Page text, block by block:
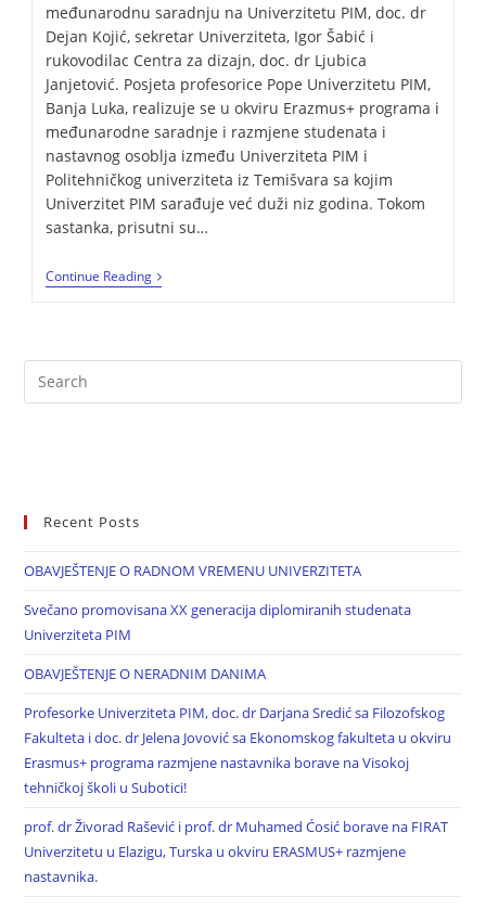
međunarodnu saradnju na Univerzitetu PIM, doc. dr
Dejan Kojić, sekretar Univerziteta, Igor Šabić i
rukovodilac Centra za dizajn, doc. dr Ljubica
Janjetović. Posjeta profesorice Pope Univerzitetu PIM,
Banja Luka, realizuje se u okviru Erazmus+ programa i
međunarodne saradnje i razmjene studenata i
nastavnog osoblja između Univerziteta PIM i
Politehničkog univerziteta iz Temišvara sa kojim
Univerzitet PIM sarađuje već duži niz godina. Tokom
sastanka, prisutni su…
Continue Reading
Recent Posts
OBAVJEŠTENJE O RADNOM VREMENU UNIVERZITETA
Svečano promovisana XX generacija diplomiranih studenata
Univerziteta PIM
OBAVJEŠTENJE O NERADNIM DANIMA
Profesorke Univerziteta PIM, doc. dr Darjana Sredić sa Filozofskog
Fakulteta i doc. dr Jelena Jovović sa Ekonomskog fakulteta u okviru
Erasmus+ programa razmjene nastavnika borave na Visokoj
tehničkoj školi u Subotici!
prof. dr Živorad Rašević i prof. dr Muhamed Ćosić borave na FIRAT
Univerzitetu u Elazigu, Turska u okviru ERASMUS+ razmjene
nastavnika.